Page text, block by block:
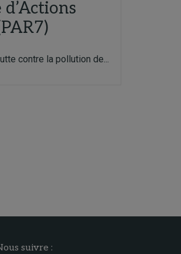
contre la pollution de...
suivre :